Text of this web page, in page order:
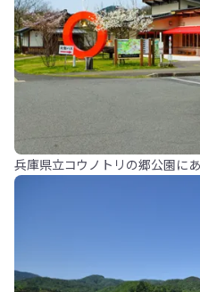
兵庫県立コウノトリの郷公園に